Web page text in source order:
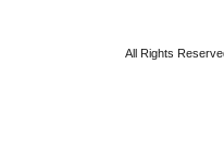
All Rights